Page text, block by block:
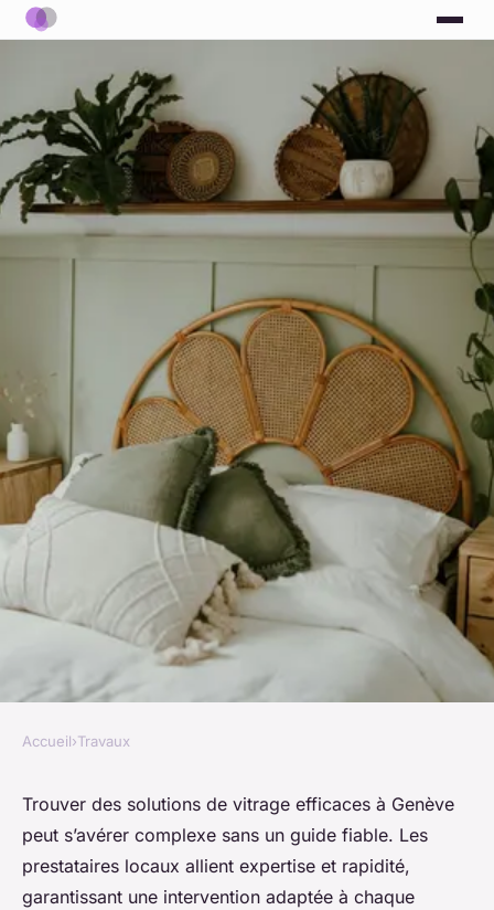
Solutions vitrages à genève :
les meilleures offres rapides
Célia•10 octobre 2025•6 min de lecture
Accueil›Travaux
Trouver des solutions de vitrage efficaces à Genève
peut s’avérer complexe sans un guide fiable. Les
prestataires locaux allient expertise et rapidité,
garantissant une intervention adaptée à chaque